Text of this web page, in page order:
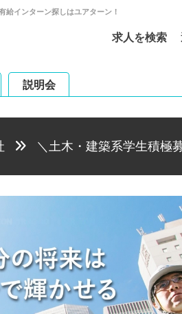
給インターン探しはユアターン！
求人を検索
説明会
＼土木・建築系学生積極